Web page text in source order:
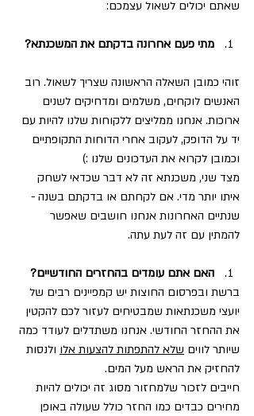
שאתם יכולים לשאול עצמכם:
מתי פעם אחרונה בדקתם את המשכנתא?
זוהי כמובן השאלה הראשונה שצריך לשאול. רוב
האנשים לוקחים, משלמים ומדחיקים לשנים
ארוכות. אנחנו ממליצים ללקוחות שלנו להיות עם
יד על הדופק, לעקוב אחרי הדוחות התקופתיים
וכמובן לקרוא את העדכונים שלנו :)
מצד שני, משכנתא זה לא דבר שכדאי לשחק
איתו יותר מדי. אם לקחתם או בדקתם בשנה -
שנתיים האחרונות אנחנו חושבים שאפשר
להמתין עם זה לעת עתה.
האם אתם עומדים בהחזרים החודשיים?
ברשת ובפרסום החוצות יש קמפיינים רבים של
יועצי משכנתאות שמבטיחים לעזור לכם להקטין
את ההחזר החודשי. אנחנו משתדלים לעודד כמה
שיותר לווים שלא להתפתות להצעות אלו ולנסות
להחזיק את הראש מעל המים.
חייבים לזכור שלמחזור מסוג זה יכולים להיות
מחירים כבדים כמו החזר כולל שעולה באופן